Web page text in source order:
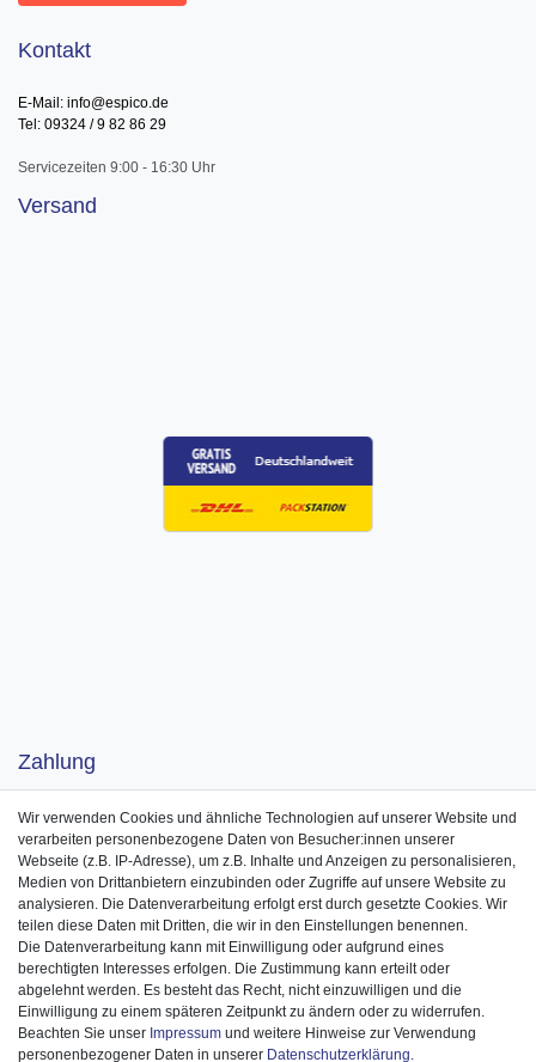
Kontakt
E-Mail: info@espico.de
Tel: 09324 / 9 82 86 29
Servicezeiten 9:00 - 16:30 Uhr
Versand
Zahlung
Wir verwenden Cookies und ähnliche Technologien auf unserer Website und
verarbeiten personenbezogene Daten von Besucher:innen unserer
Webseite (z.B. IP-Adresse), um z.B. Inhalte und Anzeigen zu personalisieren,
Medien von Drittanbietern einzubinden oder Zugriffe auf unsere Website zu
analysieren. Die Datenverarbeitung erfolgt erst durch gesetzte Cookies. Wir
teilen diese Daten mit Dritten, die wir in den Einstellungen benennen.
Die Datenverarbeitung kann mit Einwilligung oder aufgrund eines
berechtigten Interesses erfolgen. Die Zustimmung kann erteilt oder
abgelehnt werden. Es besteht das Recht, nicht einzuwilligen und die
Einwilligung zu einem späteren Zeitpunkt zu ändern oder zu widerrufen.
Beachten Sie unser Impressum und weitere Hinweise zur Verwendung
personenbezogener Daten in unserer Daten­schutz­erklärung.